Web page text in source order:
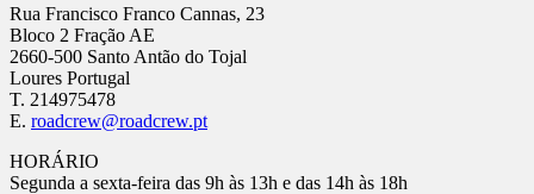
Rua Francisco Franco Cannas, 23
Bloco 2 Fração AE
2660-500 Santo Antão do Tojal
Loures Portugal
T. 214975478
E. roadcrew@roadcrew.pt
HORÁRIO
Segunda a sexta-feira das 9h às 13h e das 14h às 18h